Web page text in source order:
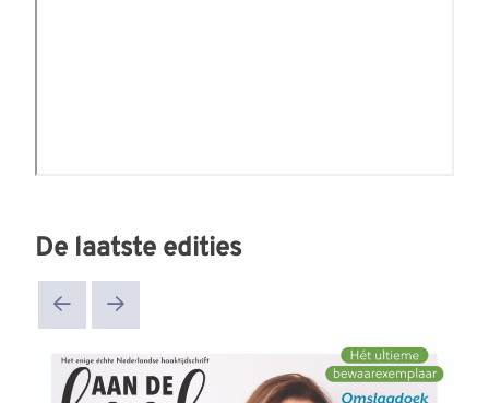
De laatste edities